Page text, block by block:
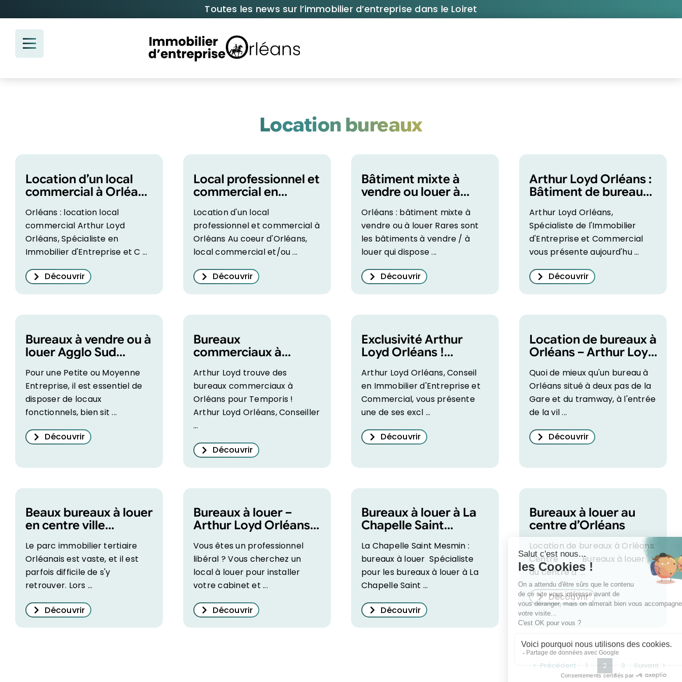
au
contenu
Toutes les news sur l’immobilier d’entreprise dans le Loiret
Location bureaux
Location d’un local
commercial à Orléans
Orléans : location local
commercial Arthur Loyd
Orléans, Spécialiste en
Immobilier d'Entreprise et C ...
Découvrir
Local professionnel et
commercial en
Location d'un local
professionnel et commercial à
Orléans Au coeur d'Orléans,
local commercial et/ou ...
Découvrir
Bâtiment mixte à
vendre ou louer à
Orléans : bâtiment mixte à
vendre ou à louer Rares sont
les bâtiments à vendre / à
louer qui dispose ...
Découvrir
Arthur Loyd Orléans :
Bâtiment de bureaux
d’Orléans
Arthur Loyd Orléans,
Spécialiste de l'Immobilier
d'Entreprise et Commercial
vous présente aujourd'hu ...
Découvrir
Bureaux à vendre ou à
louer Agglo Sud
Orléans
Pour une Petite ou Moyenne
Entreprise, il est essentiel de
disposer de locaux
fonctionnels, bien sit ...
Découvrir
Bureaux
commerciaux à
Temporis trouvés par
Arthur Loyd !
Arthur Loyd trouve des
bureaux commerciaux à
Orléans pour Temporis !
Arthur Loyd Orléans, Conseiller
...
Découvrir
Exclusivité Arthur
Loyd Orléans !
commerciaux à louer !
Arthur Loyd Orléans, Conseil
en Immobilier d'Entreprise et
Commercial, vous présente
une de ses excl ...
Découvrir
Location de bureaux à
Orléans – Arthur Loyd
Quoi de mieux qu'un bureau à
Orléans situé à deux pas de la
Gare et du tramway, à l'entrée
de la vil ...
Découvrir
Beaux bureaux à louer
en centre ville
Loyd Orléans
Le parc immobilier tertiaire
Orléanais est vaste, et il est
parfois difficile de s'y
retrouver. Lors ...
Découvrir
Bureaux à louer –
Arthur Loyd Orléans –
libérales !
Vous êtes un professionnel
libéral ? Vous cherchez un
local à louer pour installer
votre cabinet et ...
Découvrir
Bureaux à louer à La
Chapelle Saint
La Chapelle Saint Mesmin :
bureaux à louer Spécialiste
pour les bureaux à louer à La
Chapelle Saint ...
Découvrir
Bureaux à louer au
centre d’Orléans
Location de bureaux à Orléans
Centre Bureaux à louer
au centre d' ...
Découvrir
Précédent 1 2 3 Suivant